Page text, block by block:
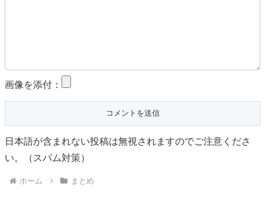
画像を添付：
日本語が含まれない投稿は無視されますのでご注意くださ
い。（スパム対策）
ホーム まとめ